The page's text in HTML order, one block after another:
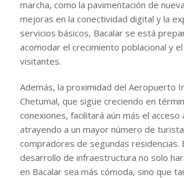
marcha, como la pavimentación de
mejoras en la conectividad digital y la
servicios básicos, Bacalar se está
acomodar el crecimiento poblacional y
visitantes.
Además, la proximidad del Aeropuerto
Chetumal, que sigue creciendo en
conexiones, facilitará aún más el acceso
atrayendo a un mayor número de
compradores de segundas residencias.
desarrollo de infraestructura no solo
en Bacalar sea más cómoda, sino que